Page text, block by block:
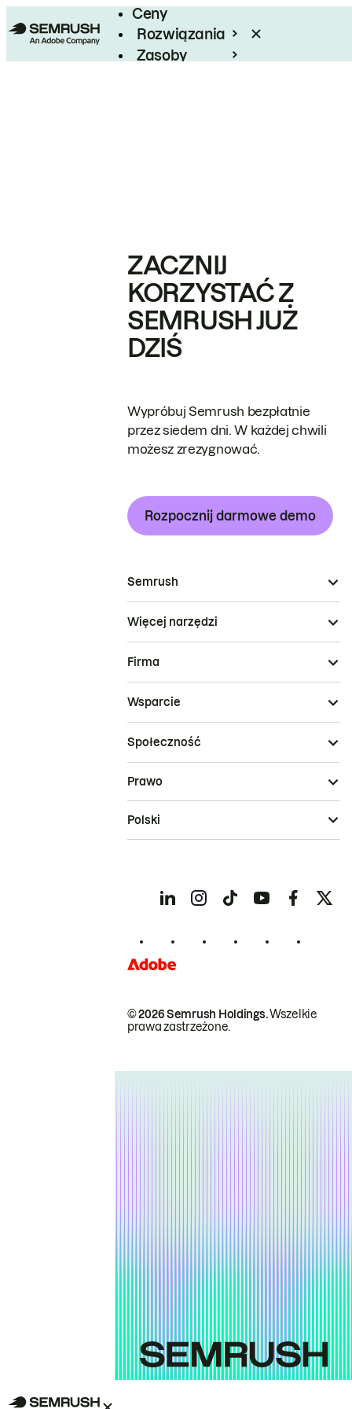
Ceny
Rozwiązania
Zasoby
ZACZNIJ
KORZYSTAĆ Z
SEMRUSH JUŻ
DZIŚ
Wypróbuj Semrush bezpłatnie
przez siedem dni. W każdej chwili
możesz zrezygnować.
Rozpocznij darmowe demo
Semrush
Więcej narzędzi
Firma
Wsparcie
Społeczność
© 2026 Semrush Holdings.Wszelkie
prawa zastrzeżone.
Prawo
Polski